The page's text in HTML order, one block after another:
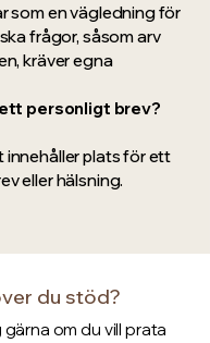
som en vägledning för
frågor, såsom arv
kräver egna
personligt brev?
innehåller plats för ett
eller hälsning.
du stöd?
gärna om du vill prata